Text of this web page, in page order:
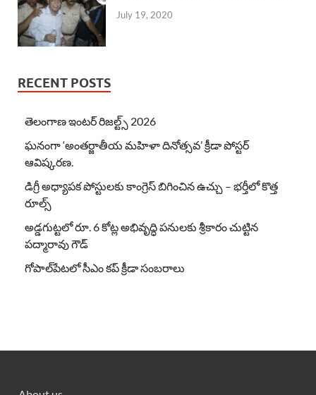
July 19, 2020
RECENT POSTS
తెలంగాణ ఇంటర్ రిజల్ట్స్ 2026
ఘనంగా ‘అంతర్జాతీయ మహిళా దినోత్సవ’ క్రీడా పోస్టర్
ఆవిష్కరణ.
డిగ్రీ అధ్యాపక పోస్టులకు కాంగ్రెస్ బిగించిన ఉచ్చు – భర్తీలో కొత్త
రూల్స్
అడ్డగుట్టలో రూ. 6 కోట్ల అభివృద్ధి పనులకు శ్రీకారం చుట్టిన
పద్మారావు గౌడ్
గోపాల్‌పేటలో సీఎం కప్ క్రీడా సంబరాలు